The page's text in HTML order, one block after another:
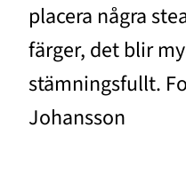
placera några
färger, det blir
stämningsfullt.
Johansson